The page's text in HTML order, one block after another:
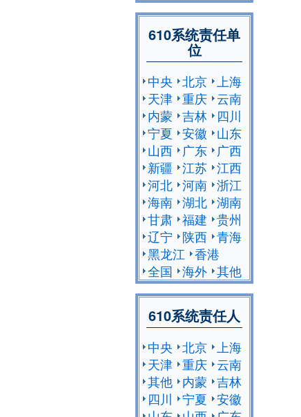
610系统责任单
位
中央 北京
上海
天津 重庆 云南
内蒙 吉林
四川
宁夏 安徽
山东
山西
广东
广西
新疆 江苏 江西
河北 河南 浙江
海南 湖北 湖南
甘肃 福建 贵州
辽宁
陕西 青海
黑龙江 香港
全国 海外 其他
610系统责任人
中央 北京
上海
天津 重庆 云南
其他 内蒙 吉林
四川
宁夏 安徽